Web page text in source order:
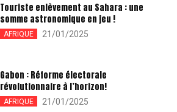
Touriste enlèvement au Sahara : une
somme astronomique en jeu !
AFRIQUE 21/01/2025
Gabon : Réforme électorale
révolutionnaire à l’horizon!
AFRIQUE 21/01/2025